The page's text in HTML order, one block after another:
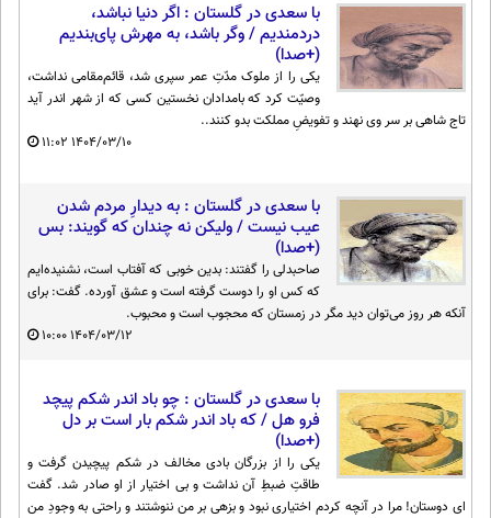
با سعدی در گلستان : اگر دنیا نباشد،
دردمندیم / وگر باشد، به مهرش پای‌بندیم
(+صدا)
یکی را از ملوک مدّتِ عمر سپری شد، قائم‌مقامی نداشت،
وصیّت کرد که بامدادان نخستین کسی که از شهر اندر آید
تاج شاهی بر سر وی نهند و تفویضِ مملکت بدو کنند..
۱۴۰۴/۰۳/۱۰ ۱۱:۰۲
با سعدی در گلستان : به دیدارِ مردم شدن
عیب نیست / ولیکن نه چندان که گویند: بس
(+صدا)
صاحبدلی را گفتند: بدین خوبی که آفتاب است، نشنیده‌ایم
که کس او را دوست گرفته است و عشق آورده. گفت: برای
آنکه هر روز می‌توان دید مگر در زمستان که محجوب است و محبوب.
۱۴۰۴/۰۳/۱۲۱۰:۰۰
با سعدی در گلستان : چو باد اندر شکم پیچد
فرو هل / که باد اندر شکم بار است بر دل
(+صدا)
یکی را از بزرگان بادی مخالف در شکم پیچیدن گرفت و
طاقتِ ضبطِ آن نداشت و بی اختیار از او صادر شد. گفت
ای دوستان! مرا در آنچه کردم اختیاری نبود و بزهی بر من ننوشتند و راحتی به وجودِ من